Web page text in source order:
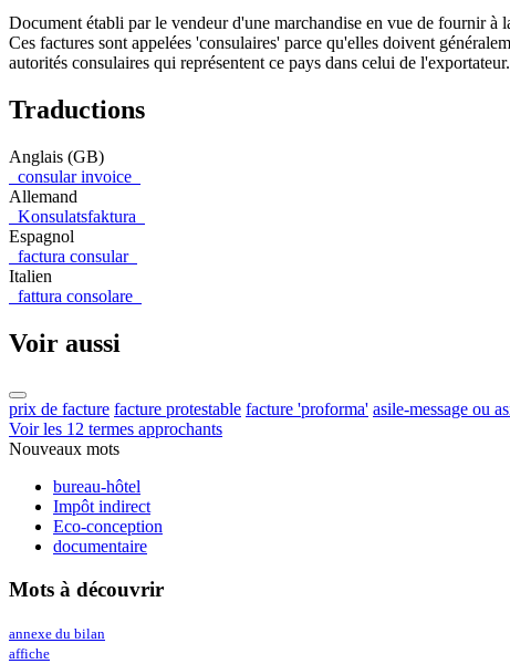
Document établi par le vendeur d'une marchandise en vue de fournir
Ces factures sont appelées 'consulaires' parce qu'elles doivent
autorités consulaires qui représentent ce pays dans celui de l'exportateur.
Traductions
Anglais (GB)
consular invoice
Allemand
Konsulatsfaktura
Espagnol
factura consular
Italien
fattura consolare
Voir aussi
prix de facture facture protestable facture 'proforma' asile-message ou
Voir les 12 termes approchants
Nouveaux mots
bureau-hôtel
Impôt indirect
Eco-conception
documentaire
Mots à découvrir
annexe du bilan
affiche